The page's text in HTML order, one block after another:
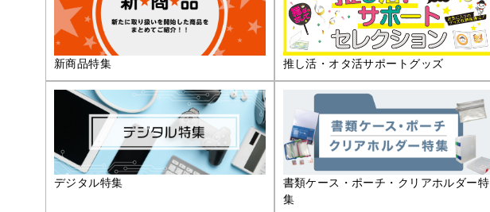
新商品特集 推し活・オタ活サポートグッズ
デジタル特集
書類ケース・ポーチ・クリアホルダー特
集